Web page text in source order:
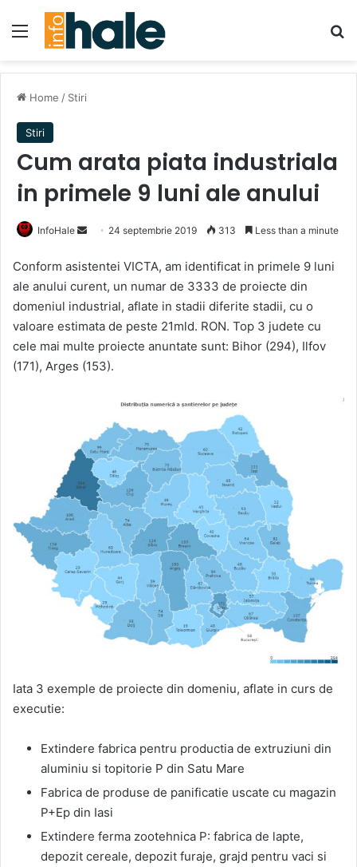
Menu
Home / Stiri
Stiri
Cum arata piata industriala
in primele 9 luni ale anului
InfoHale
Send
email
24 septembrie 2019 313 Less than a minute
Conform asistentei VICTA, am identificat in primele 9 luni
ale anului curent, un numar de 3333 de proiecte din
domeniul industrial, aflate in stadii diferite stadii, cu o
valoare estimata de peste 21mld. RON. Top 3 judete cu
cele mai multe proiecte anuntate sunt: Bihor (294), Ilfov
(171), Arges (153).
Iata 3 exemple de proiecte din domeniu, aflate in curs de
executie:
Extindere fabrica pentru productia de extruziuni din
aluminiu si topitorie P din Satu Mare
Fabrica de produse de panificatie uscate cu magazin
P+Ep din Iasi
Extindere ferma zootehnica P: fabrica de lapte,
depozit cereale, depozit furaje, grajd pentru vaci si